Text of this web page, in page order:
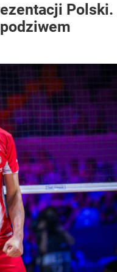
Polski.